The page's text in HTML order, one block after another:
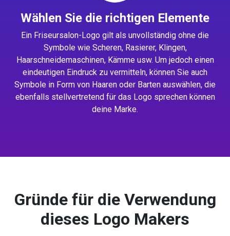
Wählen Sie die richtigen Elemente
Ein Friseursalon-Logo gilt als unvollständig ohne die
Symbole wie Scheren, Rasierer, Klingen,
Haarschneidemaschinen, Kämme usw. Um jedoch einen
eindeutigen Eindruck zu vermitteln, können Sie auch
Symbole in Form von Haaren oder Barten auswählen, die
ebenfalls stellvertretend für das Logo sprechen können
deine Marke.
Gründe für die Verwendung
dieses Logo Makers